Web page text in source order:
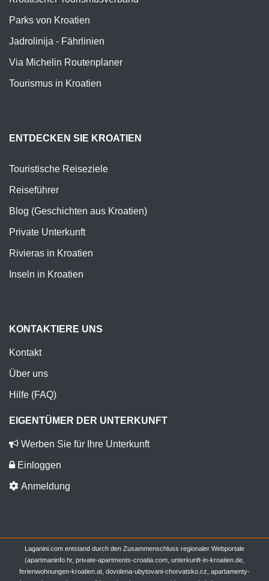
Parks von Kroatien
Jadrolinija - Fährlinien
Via Michelin Routenplaner
Tourismus in Kroatien
ENTDECKEN SIE KROATIEN
Touristische Reiseziele
Reiseführer
Blog (Geschichten aus Kroatien)
Private Unterkunft
Rivieras in Kroatien
Inseln in Kroatien
KONTAKTIERE UNS
Kontakt
Über uns
Hilfe (FAQ)
EIGENTÜMER DER UNTERKUNFT
Werben Sie für Ihre Unterkunft
Einloggen
Anmeldung
Laganini.com entstand durch den Zusammenschluss regionaler Webportale
(apartmaninfo.hr, private-apartments-croatia.com, unterkunft-in-kroatien.de,
ferienwohnungen-kroatien.at, dovolena-ubytovani-chorvatsko.cz, apartamenty-